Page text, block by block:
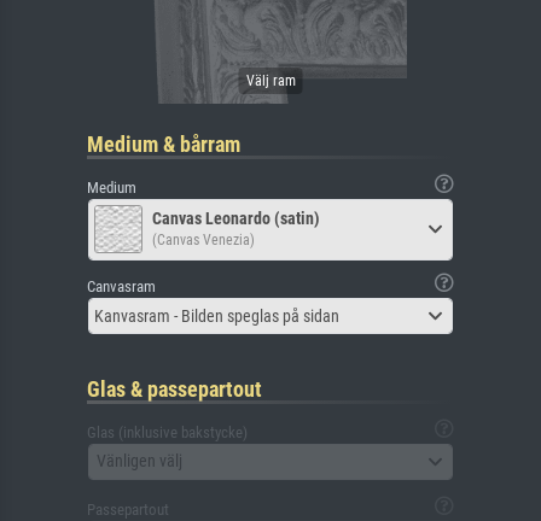
Medium & bårram
Medium
Canvas Leonardo (satin)
(Canvas Venezia)
Canvasram
Kanvasram - Bilden speglas på sidan
Glas & passepartout
Glas (inklusive bakstycke)
Vänligen välj
Passepartout